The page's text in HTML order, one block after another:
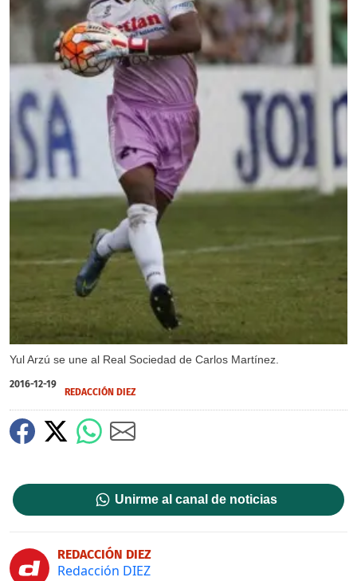
Yul Arzú se une al Real Sociedad de Carlos Martínez.
2016-12-19
REDACCIÓN DIEZ
Unirme al canal de noticias
REDACCIÓN DIEZ
Redacción DIEZ